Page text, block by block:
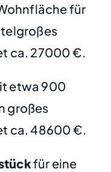
für
ca. 27000 €.
etwa 900
großes
ca. 48600 €.
für eine